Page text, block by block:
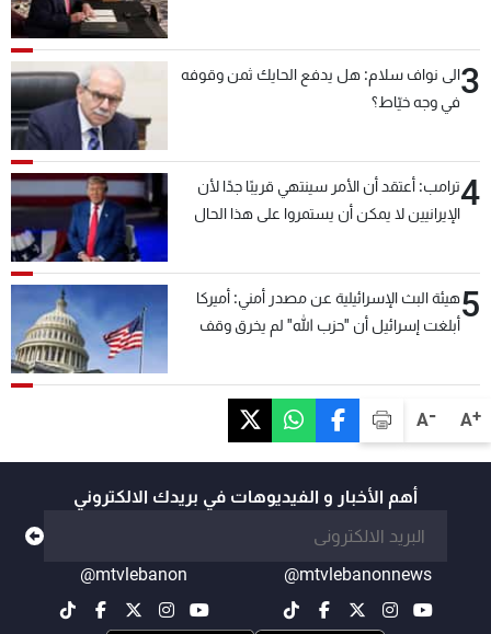
A+
A-
3الى نواف سلام: هل يدفع الحايك ثمن وقوفه
في وجه خيّاط؟
4ترامب: أعتقد أن الأمر سينتهي قريبًا جدًا لأن
الإيرانيين لا يمكن أن يستمروا على هذا الحال
5هيئة البث الإسرائيلية عن مصدر أمني: أميركا
أبلغت إسرائيل أن "حزب الله" لم يخرق وقف
أهم الأخبار و الفيديوهات في بريدك الالكتروني
@mtvlebanonnews
@mtvlebanon